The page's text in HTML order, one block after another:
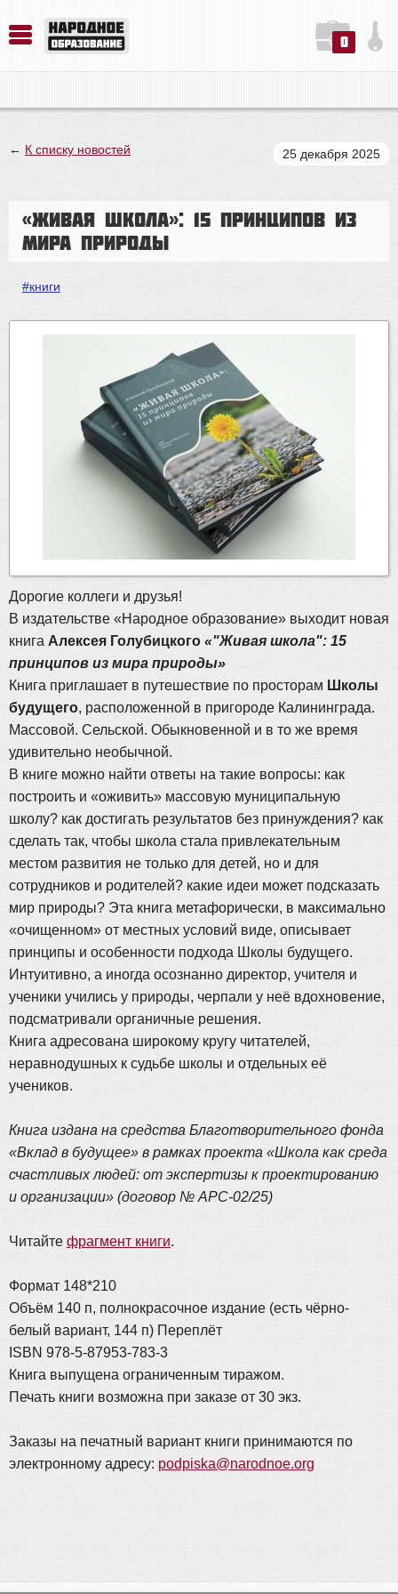
0
← К списку новостей 25 декабря 2025
«Живая школа»: 15 принципов из
мира природы
#книги
Дорогие коллеги и друзья!
В издательстве «Народное образование» выходит новая
книга Алексея Голубицкого «"Живая школа": 15
принципов из мира природы»
Книга приглашает в путешествие по просторам Школы
будущего, расположенной в пригороде Калининграда.
Массовой. Сельской. Обыкновенной и в то же время
удивительно необычной.
В книге можно найти ответы на такие вопросы: как
построить и «оживить» массовую муниципальную
школу? как достигать результатов без принуждения? как
сделать так, чтобы школа стала привлекательным
местом развития не только для детей, но и для
сотрудников и родителей? какие идеи может подсказать
мир природы? Эта книга метафорически, в максимально
«очищенном» от местных условий виде, описывает
принципы и особенности подхода Школы будущего.
Интуитивно, а иногда осознанно директор, учителя и
ученики учились у природы, черпали у неё вдохновение,
подсматривали органичные решения.
Книга адресована широкому кругу читателей,
неравнодушных к судьбе школы и отдельных её
учеников.
Книга издана на средства Благотворительного фонда
«Вклад в будущее» в рамках проекта «Школа как среда
счастливых людей: от экспертизы к проектированию
и организации» (договор № АРС-02/25)
Читайте фрагмент книги.
Формат 148*210
Объём 140 п, полнокрасочное издание (есть чёрно-
белый вариант, 144 п) Переплёт
ISBN 978-5-87953-783-3
Книга выпущена ограниченным тиражом.
Печать книги возможна при заказе от 30 экз.
Заказы на печатный вариант книги принимаются по
электронному адресу: podpiska@narodnoe.org